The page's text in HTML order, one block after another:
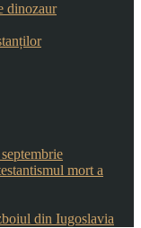
dinozaur
mort a
din Iugoslavia